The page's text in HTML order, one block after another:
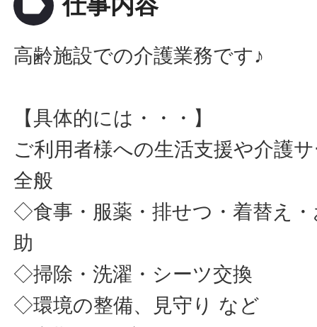
仕事内容
高齢施設での介護業務です♪
【具体的には・・・】
ご利用者様への生活支援や介護
全般
◇食事・服薬・排せつ・着替え
助
◇掃除・洗濯・シーツ交換
◇環境の整備、見守り など